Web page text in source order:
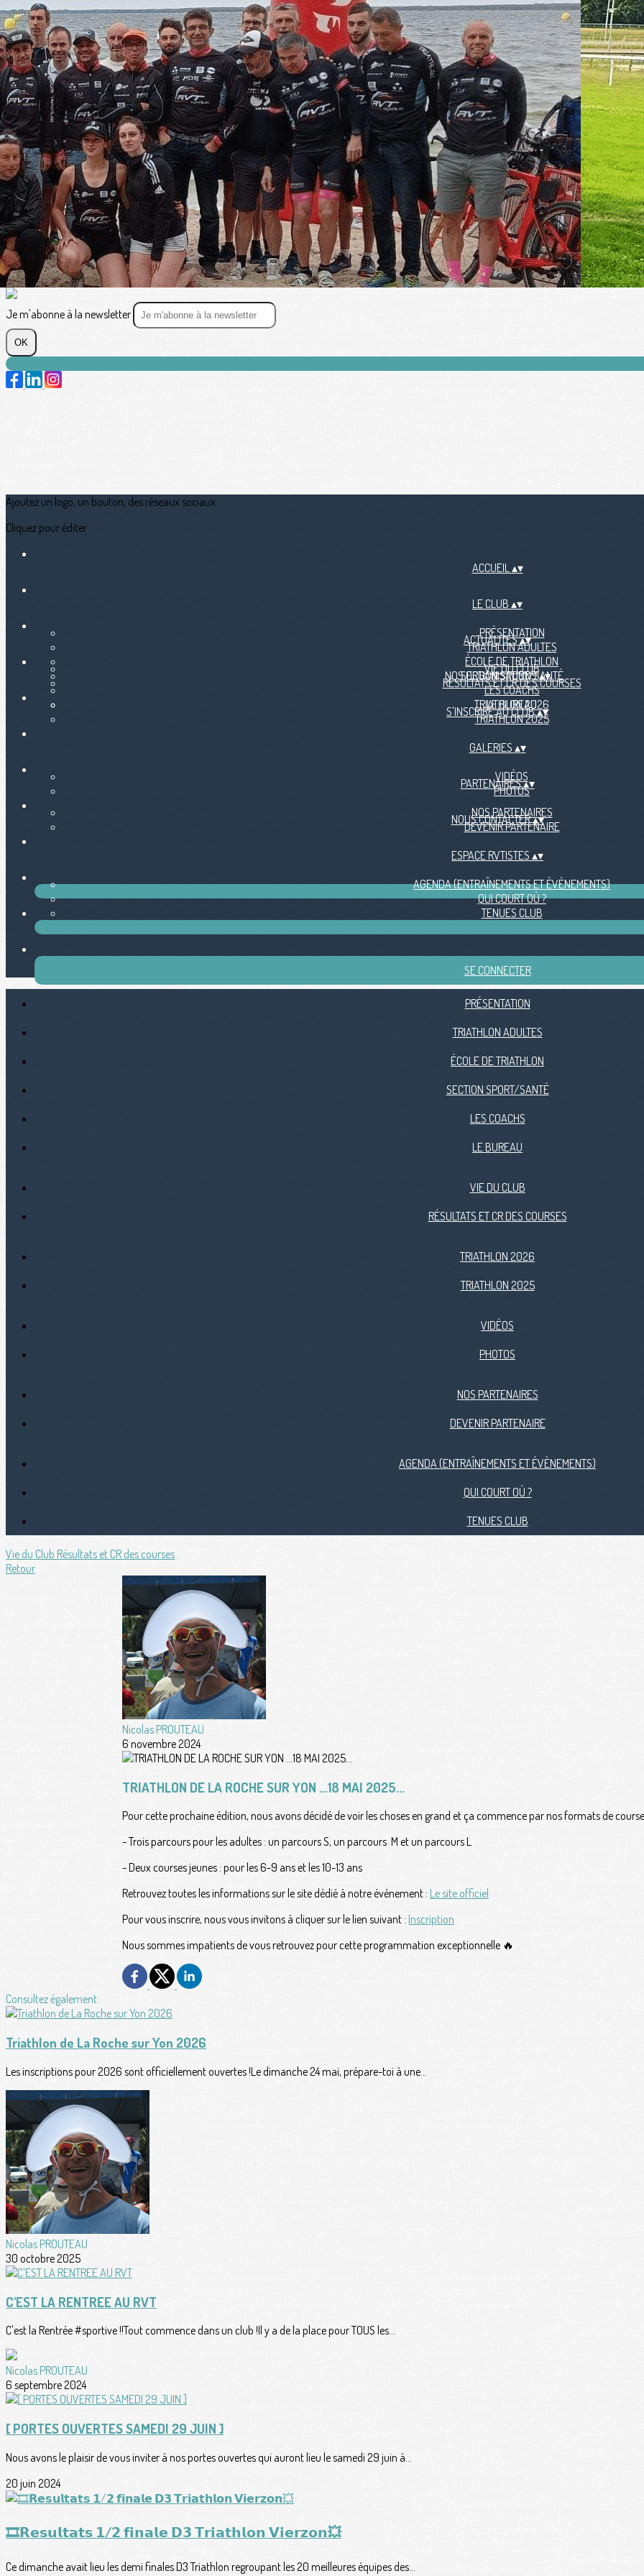
Exporter les lignes sélectionnées
Exporter toutes les colonnes
Exporter uniquement les colonnes affichées
Menu
<
>
Vie du Club
Résultats et CR des courses
?>
Images de la page d'accueil
Cliquez pour éditer
Texte, bouton et/ou inscription à la newsletter
Cliquez pour éditer
Je m'abonne à la newsletter
OK
Ajoutez un logo, un bouton, des réseaux sociaux
Cliquez pour éditer
ACCUEIL▴▾
LE CLUB ▴▾
PRÉSENTATION
TRIATHLON ADULTES
ÉCOLE DE TRIATHLON
SECTION SPORT/SANTÉ
LES COACHS
LE BUREAU
ACTUALITÉS▴▾
VIE DU CLUB
RÉSULTATS ET CR DES COURSES
NOS ORGANISATIONS▴▾
TRIATHLON 2026
TRIATHLON 2025
S'INSCRIRE AU CLUB▴▾
GALERIES ▴▾
VIDÉOS
PHOTOS
PARTENAIRES▴▾
NOS PARTENAIRES
DEVENIR PARTENAIRE
NOUS CONTACTER▴▾
ESPACE RVTISTES ▴▾
AGENDA (ENTRAÎNEMENTS ET ÉVÈNEMENTS)
QUI COURT OÙ ?
TENUES CLUB
SE CONNECTER
PRÉSENTATION
TRIATHLON ADULTES
ÉCOLE DE TRIATHLON
SECTION SPORT/SANTÉ
LES COACHS
LE BUREAU
VIE DU CLUB
RÉSULTATS ET CR DES COURSES
TRIATHLON 2026
TRIATHLON 2025
VIDÉOS
PHOTOS
NOS PARTENAIRES
DEVENIR PARTENAIRE
AGENDA (ENTRAÎNEMENTS ET ÉVÈNEMENTS)
QUI COURT OÙ ?
TENUES CLUB
Vie du Club Résultats et CR des courses
Retour
Nicolas PROUTEAU
6 novembre 2024
TRIATHLON DE LA ROCHE SUR YON ...18 MAI 2025...
Pour cette prochaine édition, nous avons décidé de voir les choses en grand et ça commence par nos formats de
- Trois parcours pour les adultes : un parcours S, un parcours M et un parcours L
- Deux courses jeunes : pour les 6-9 ans et les 10-13 ans
Retrouvez toutes les informations sur le site dédié à notre événement : Le site officiel
Pour vous inscrire, nous vous invitons à cliquer sur le lien suivant : Inscription
Nous sommes impatients de vous retrouvez pour cette programmation exceptionnelle 🔥
Consultez également
Triathlon de La Roche sur Yon 2026
Les inscriptions pour 2026 sont officiellement ouvertes !Le dimanche 24 mai, prépare-toi à une...
Nicolas PROUTEAU
30 octobre 2025
C'EST LA RENTREE AU RVT
C'est la Rentrée #sportive !!Tout commence dans un club !Il y a de la place pour TOUS les...
Nicolas PROUTEAU
6 septembre 2024
[ PORTES OUVERTES SAMEDI 29 JUIN ]
Nous avons le plaisir de vous inviter à nos portes ouvertes qui auront lieu le samedi 29 juin à...
20 juin 2024
🎞𝗥𝗲𝘀𝘂𝗹𝘁𝗮𝘁𝘀 𝟭/𝟮 𝗳𝗶𝗻𝗮𝗹𝗲 𝗗𝟯 𝗧𝗿𝗶𝗮𝘁𝗵𝗹𝗼𝗻 𝗩𝗶𝗲𝗿𝘇𝗼𝗻💥
Ce dimanche avait lieu les demi finales D3 Triathlon regroupant les 20 meilleures équipes des...